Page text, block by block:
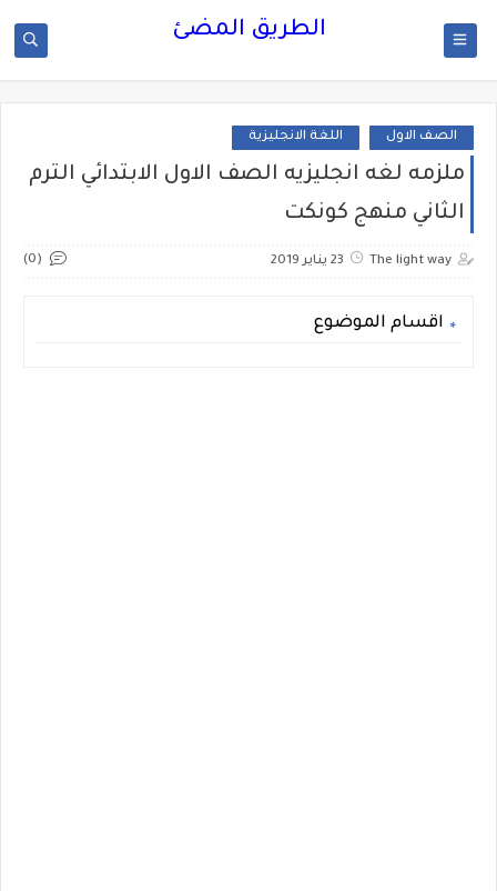
الطريق المضئ
الصف الاول اللغة الانجليزية
ملزمه لغه انجليزيه الصف الاول الابتدائي الترم
الثاني منهج كونكت
The light way 23 يناير 2019 (0)
اقسام الموضوع